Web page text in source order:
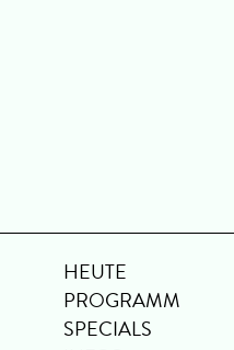
HEUTE
PROGRAMM
SPECIALS